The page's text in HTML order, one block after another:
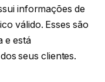
informações de
válido. Esses são
e está
seus clientes.